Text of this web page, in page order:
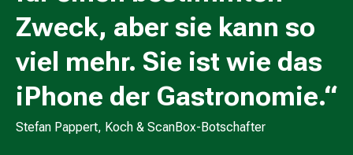
Zweck, aber sie kann so
viel mehr. Sie ist wie das
iPhone der Gastronomie.“
Stefan Pappert, Koch & ScanBox-Botschafter